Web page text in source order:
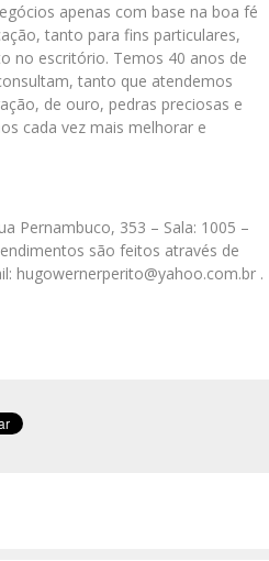
apenas com base na boa fé
tanto para fins particulares,
no escritório. Temos 40 anos de
tanto que atendemos
de ouro, pedras preciosas e
cada vez mais melhorar e
Pernambuco, 353 – Sala: 1005 –
são feitos através de
hugowernerperito@yahoo.com.br .